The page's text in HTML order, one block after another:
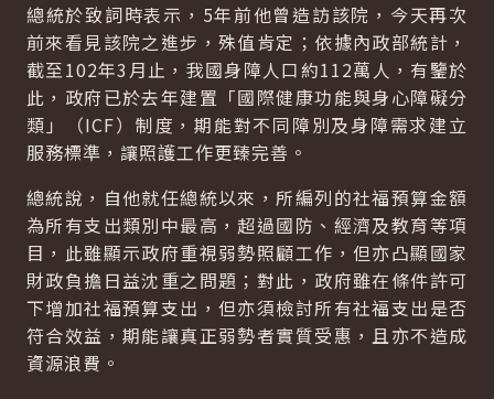
總統於致詞時表示，5年前他曾造訪該院，今天再次
前來看見該院之進步，殊值肯定；依據內政部統計，
截至102年3月止，我國身障人口約112萬人，有鑒於
此，政府已於去年建置「國際健康功能與身心障礙分
類」（ICF）制度，期能對不同障別及身障需求建立
服務標準，讓照護工作更臻完善。
總統說，自他就任總統以來，所編列的社福預算金額
為所有支出類別中最高，超過國防、經濟及教育等項
目，此雖顯示政府重視弱勢照顧工作，但亦凸顯國家
財政負擔日益沈重之問題；對此，政府雖在條件許可
下增加社福預算支出，但亦須檢討所有社福支出是否
符合效益，期能讓真正弱勢者實質受惠，且亦不造成
資源浪費。